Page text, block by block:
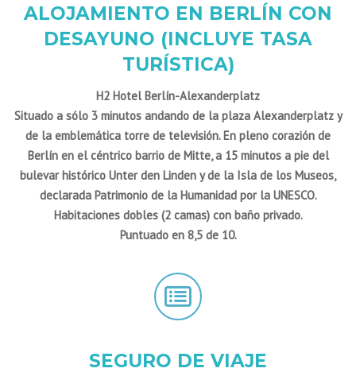
ALOJAMIENTO EN BERLÍN CON
DESAYUNO (INCLUYE TASA
TURÍSTICA)
H2 Hotel Berlín-Alexanderplatz
Situado a sólo 3 minutos andando de la plaza Alexanderplatz y
de la emblemática torre de televisión. En pleno corazión de
Berlín en el céntrico barrio de Mitte, a 15 minutos a pie del
bulevar histórico Unter den Linden y de la Isla de los Museos,
declarada Patrimonio de la Humanidad por la UNESCO.
Habitaciones dobles (2 camas) con baño privado.
Puntuado en 8,5 de 10.
SEGURO DE VIAJE